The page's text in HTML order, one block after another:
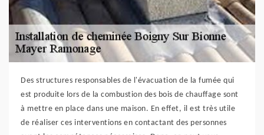
Des structures responsables de l'évacuation de la fumée qui
est produite lors de la combustion des bois de chauffage sont
à mettre en place dans une maison. En effet, il est très utile
de réaliser ces interventions en contactant des personnes